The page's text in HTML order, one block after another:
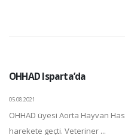
OHHAD Isparta’da
05.08.2021
OHHAD üyesi Aorta Hayvan
harekete geçti. Veteriner ...